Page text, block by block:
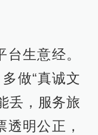
生意经。
做“真诚文
丢，服务旅
明公正，